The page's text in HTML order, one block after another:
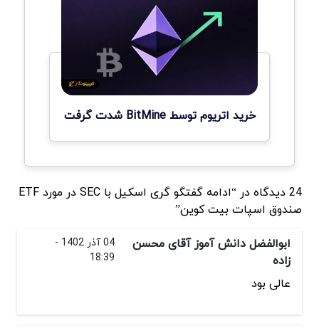
خرید اتریوم توسط BitMine شدت گرفت
24 دیدگاه در “ادامه گفتگو گری اسکیل با SEC در مورد ETF
صندوق اسپات بیت کوین”
ابوالفضل دانش آموز آقای محسن
زاده
04 آذر 1402 -
18:39
عالی بود